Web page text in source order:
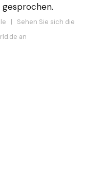
| Sehen Sie sich die
an